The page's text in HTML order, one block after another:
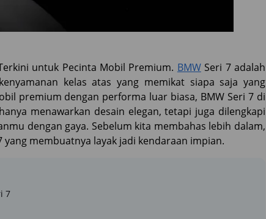
untuk Pecinta Mobil Premium. BMWSeri 7 adalah
kelas atas yang memikat siapa saja yang
premium dengan performa luar biasa, BMW Seri 7 di
menawarkan desain elegan, tetapi juga dilengkapi
dengan gaya. Sebelum kita membahas lebih dalam,
yang membuatnya layak jadi kendaraan impian.
7